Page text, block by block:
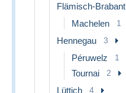
Flämisch-Brabant
Machelen 1
Hennegau 3
Péruwelz 1
Tournai 2
Lüttich 4